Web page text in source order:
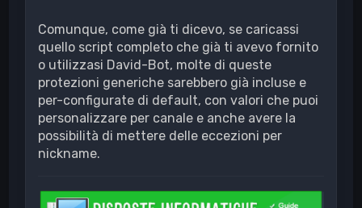
; Espello tutti i cloni dal canale
if (%joinflood. [ $+ [
          kickclones $nick $chan
ban -ku300 $chan $nick 2 Join Flood
unset %joinflood. [ $+ [
        }
      }
    }
Comunque, come già ti dicevo, se caricassi
quello script completo che già ti avevo fornito
o utilizzasi David-Bot, molte di queste
protezioni generiche sarebbero già incluse e
per-configurate di default, con valori che puoi
personalizzare per canale e anche avere la
possibilità di mettere delle eccezioni per
nickname.